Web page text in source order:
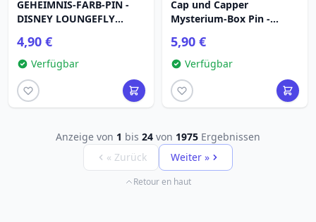
GEHEIMNIS-FARB-PIN -
DISNEY LOUNGEFLY
4,90 €
Verfügbar
Cap und Capper
Mysterium-Box Pin -
5,90 €
Verfügbar
Anzeige von 1 bis 24 von 1975 Ergebnissen
« Zurück
Weiter »
Retour en haut